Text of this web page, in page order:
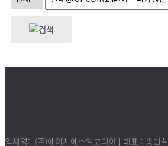
업체명: (주)에이치에스엘코리아 | 대표 : 송민석